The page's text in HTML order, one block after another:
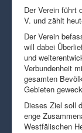
Der Verein führt
V. und zählt
Der Verein
will dabei
und
Verbundenheit
gesamten
Gebieten
Dieses Ziel soll
enge
Westfälischen